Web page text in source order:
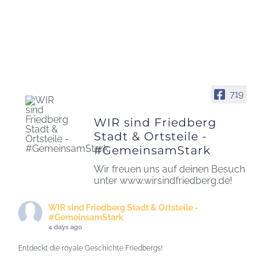
719
WIR sind Friedberg
Stadt & Ortsteile -
#GemeinsamStark
Wir freuen uns auf deinen Besuch
unter www.wirsindfriedberg.de!
WIR sind Friedberg Stadt & Ortsteile -
#GemeinsamStark
4 days ago
Entdeckt die royale Geschichte Friedbergs!